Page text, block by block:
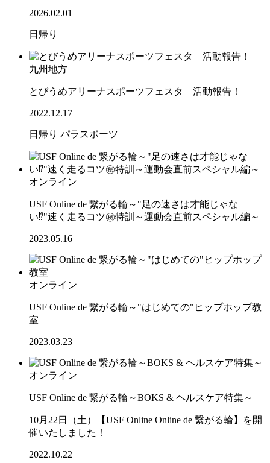
2026.02.01
日帰り
九州地方
とびうめアリーナスポーツフェスタ 活動報告！
2022.12.17
日帰り パラスポーツ
オンライン
USF Online de 繋がる輪～"足の速さは才能じゃな
い⁉"速く走るコツ㊙特訓～運動会直前スペシャル編～
2023.05.16
オンライン
USF Online de 繋がる輪～"はじめての"ヒップホップ教
室
2023.03.23
オンライン
USF Online de 繋がる輪～BOKS & ヘルスケア特集～
10月22日（土）【USF Online Online de 繋がる輪】を開
催いたしました！
2022.10.22